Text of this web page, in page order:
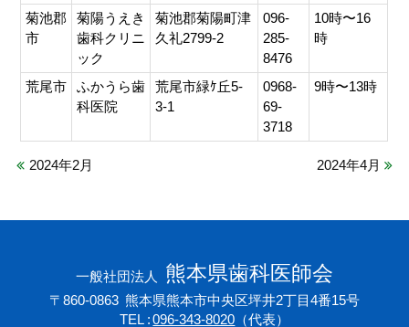
菊池郡
市
菊陽うえき
歯科クリニ
ック
菊池郡菊陽町津
久礼2799-2
096-
285-
8476
10時〜16
時
荒尾市
ふかうら歯
科医院
荒尾市緑ｹ丘5-
3-1
0968-
69-
3718
9時〜13時
2024年2月 2024年4月
一般社団法人 熊本県歯科医師会
〒860-0863 熊本県熊本市中央区坪井2丁目4番15号
TEL
096-343-8020 （代表）